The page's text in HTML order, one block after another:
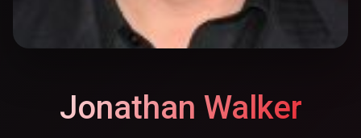
Jonathan Walker